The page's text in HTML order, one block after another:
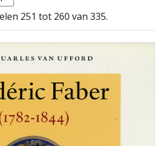
251 tot 260 van 335.